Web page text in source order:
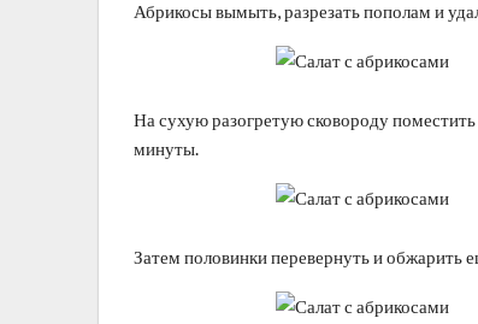
Абрикосы вымыть, разрезать пополам и
На сухую разогретую сковороду
минуты.
Затем половинки перевернуть и обжарить